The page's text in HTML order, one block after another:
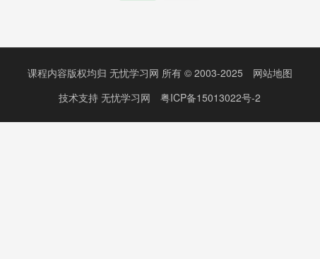
课程内容版权均归 无忧学习网 所有 © 2003-2025
网站地图
技术支持 无忧学习网 粤ICP备15013022号-2